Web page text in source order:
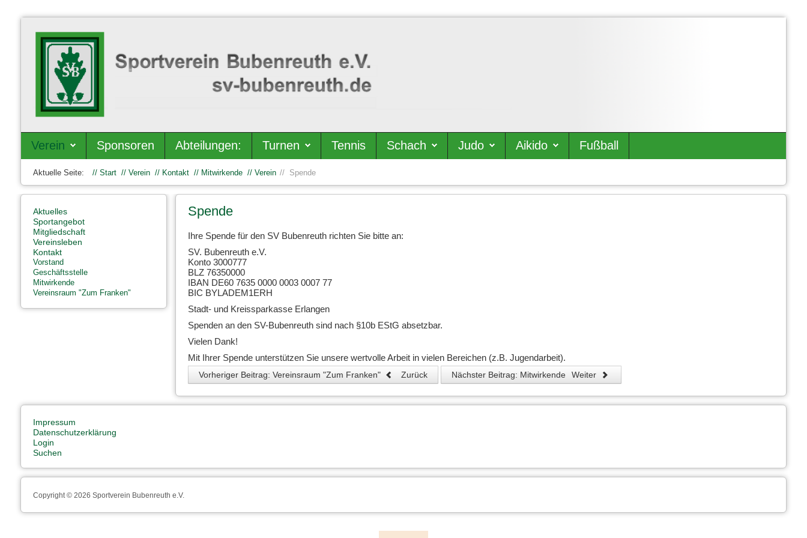
Verein Sponsoren Abteilungen: Turnen Tennis Schach Judo Aikido Fußball
Aktuelle Seite: Start Verein Kontakt Mitwirkende Verein Spende
Spende
Ihre Spende für den SV Bubenreuth richten Sie bitte an:
SV. Bubenreuth e.V.
Konto 3000777
BLZ 76350000
IBAN DE60 7635 0000 0003 0007 77
BIC BYLADEM1ERH
Stadt- und Kreissparkasse Erlangen
Spenden an den SV-Bubenreuth sind nach §10b EStG absetzbar.
Vielen Dank!
Mit Ihrer Spende unterstützen Sie unsere wertvolle Arbeit in vielen Bereichen (z.B. Jugendarbeit).
Vorheriger Beitrag: Vereinsraum "Zum Franken" Zurück Nächster Beitrag: Mitwirkende Weiter
Aktuelles
Sportangebot
Mitgliedschaft
Vereinsleben
Kontakt
Vorstand
Geschäftsstelle
Mitwirkende
Vereinsraum "Zum Franken"
Impressum
Datenschutzerklärung
Login
Suchen
Copyright © 2026 Sportverein Bubenreuth e.V.